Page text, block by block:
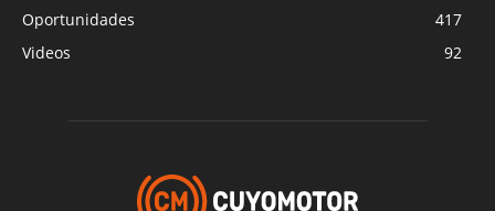
Oportunidades
417
Videos
92